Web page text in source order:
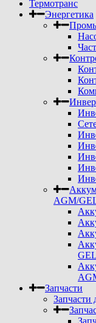
Термотранс
Энергетика
AGM/
Запчасти
Запчасти